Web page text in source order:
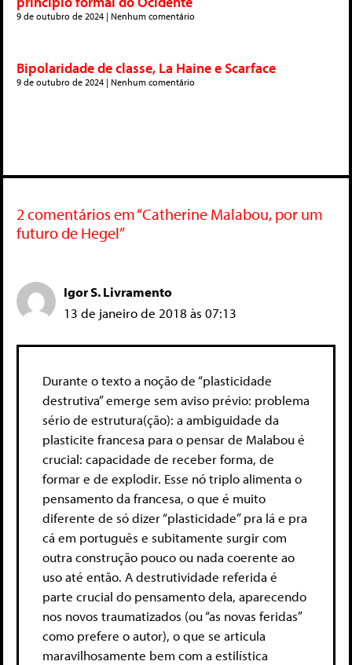
9 de outubro de 2024 Nenhum comentário
Bipolaridade de classe, La Haine e Scarface
9 de outubro de 2024 Nenhum comentário
2 comentários em “Catherine Malabou, por um
futuro de Hegel”
Igor S. Livramento
13 de janeiro de 2018 às 07:13
Durante o texto a noção de “plasticidade
destrutiva” emerge sem aviso prévio: problema
sério de estrutura(ção): a ambiguidade da
plasticite francesa para o pensar de Malabou é
crucial: capacidade de receber forma, de
formar e de explodir. Esse nó triplo alimenta o
pensamento da francesa, o que é muito
diferente de só dizer “plasticidade” pra lá e pra
cá em português e subitamente surgir com
outra construção pouco ou nada coerente ao
uso até então. A destrutividade referida é
parte crucial do pensamento dela, aparecendo
nos novos traumatizados (ou “as novas feridas”
como prefere o autor), o que se articula
maravilhosamente bem com a estilística